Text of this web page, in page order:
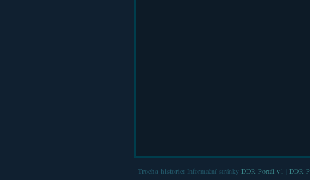
Trocha historie: Informační stránky DDR Portál v1 DDR